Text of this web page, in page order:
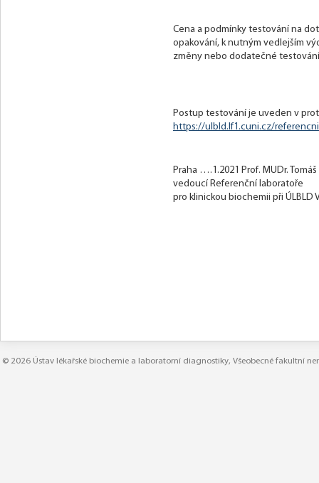
Cena a podmínky testování na
opakování, k nutným vedlejším
změny nebo dodatečné
Postup testování je uveden v
https://ulbld.lf1.cuni.cz/
Praha ….1.2021 Prof. MUDr. Tomáš
vedoucí Referenční laboratoře
pro klinickou biochemii při ÚLBLD
© 2026 Ústav lékařské biochemie a laboratorní diagnostiky, Všeobecné fakultní